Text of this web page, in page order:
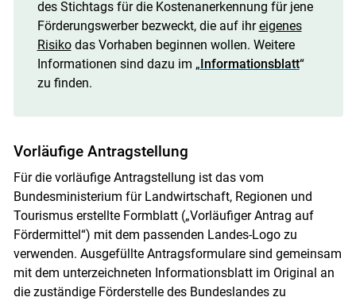
des Stichtags für die Kostenanerkennung für jene
Förderungswerber bezweckt, die auf ihreigenes
Risikodas Vorhaben beginnen wollen. Weitere
Informationen sind dazu im „Informationsblatt“
zu finden.
Vorläufige Antragstellung
Für die vorläufige Antragstellung ist das vom
Bundesministerium für Landwirtschaft, Regionen und
Tourismus erstellte Formblatt („Vorläufiger Antrag auf
Fördermittel“) mit dem passenden Landes-Logo zu
verwenden. Ausgefüllte Antragsformulare sind gemeinsam
mit dem unterzeichneten Informationsblatt im Original an
die zuständige Förderstelle des Bundeslandes zu